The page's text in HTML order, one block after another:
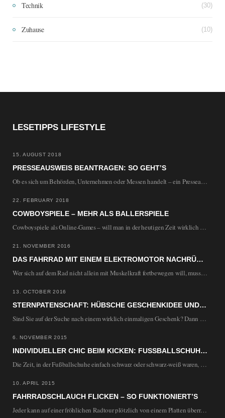
Technik (30)
Zuhause (10)
LESETIPPS LIFESTYLE
15. AUGUST 2018
PRESSEAUSWEIS BEANTRAGEN: SO GEHT’S
Ob es sich um Behörden, Unternehmen oder Messen handelt – ein Presseausweis kann sowohl den…
22. FEBRUARY 2018
COWBOYSPIELE – MEHR ALS BALLERSPIELE
Cowboyspiele als Online-Games – will man in der heutigen Zeit wirklich alternde Helden mit großen…
21. NOVEMBER 2016
DAS FAHRRAD MIT EINEM ELEKTROMOTOR NACHRÜSTEN
Wer sich auf dem Rad nicht allein mit Muskelkraft fortbewegen will, muss nicht unbedingt ein…
13. OCTOBER 2016
STERNPATENSCHAFT: HÜBSCHE GESCHENKIDEE UND SPENDE FÜR DIE WISSENSCHAFT
Sind Sie auf der Suche nach einem wirklich einmaligen Geschenk? Dann könnte eine Sternpatenschaft die…
6. NOVEMBER 2015
INDIVIDUELLER CHIC BEIM KICKEN: FUSSBALLSCHUHE SELBST DESIGNEN
Die Zeit, in der Fußballschuhe einfach schwarz oder schwarz-weiß waren, ist lange vorbei. Heute sind…
10. APRIL 2015
FAHRRADSCHLAUCH FLICKEN – SO FUNKTIONIERT’S
Jeder kann auf einer fröhlichen Radtour plötzlich von einem Platten überrascht werden. Damit die Tour…